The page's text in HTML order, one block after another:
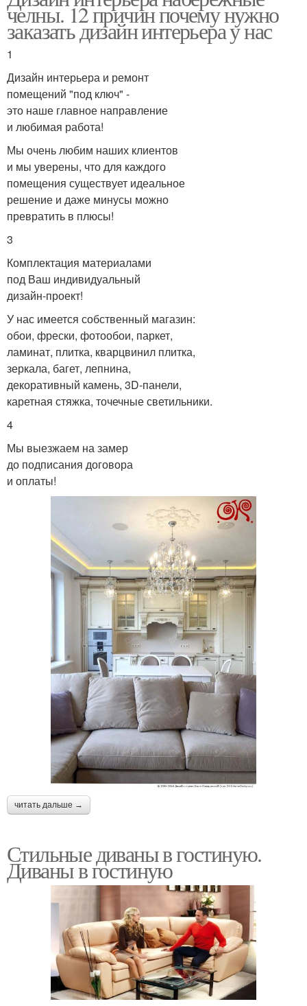
челны. 12 причин почему нужно
заказать дизайн интерьера у нас
1
Дизайн интерьера и ремонт
помещений "под ключ" -
это наше главное направление
и любимая работа!
Мы очень любим наших клиентов
и мы уверены, что для каждого
помещения существует идеальное
решение и даже минусы можно
превратить в плюсы!
3
Комплектация материалами
под Ваш индивидуальный
дизайн-проект!
У нас имеется собственный магазин:
обои, фрески, фотообои, паркет,
ламинат, плитка, кварцвинил плитка,
зеркала, багет, лепнина,
декоративный камень, 3D-панели,
каретная стяжка, точечные светильники.
4
Мы выезжаем на замер
до подписания договора
и оплаты!
читать дальше →
Стильные диваны в гостиную.
Диваны в гостиную